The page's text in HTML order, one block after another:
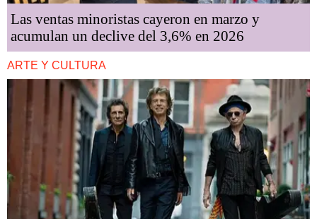
Las ventas minoristas cayeron en marzo y
acumulan un declive del 3,6% en 2026
ARTE Y CULTURA